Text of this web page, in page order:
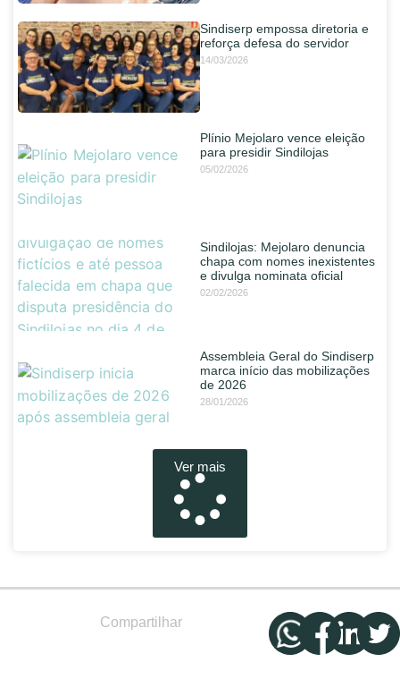
Sindiserp empossa diretoria e
reforça defesa do servidor
14/03/2026
Plínio Mejolaro vence eleição
para presidir Sindilojas
05/02/2026
Sindilojas: Mejolaro denuncia
chapa com nomes inexistentes
e divulga nominata oficial
02/02/2026
Assembleia Geral do Sindiserp
marca início das mobilizações
de 2026
28/01/2026
Ver mais
Compartilhar